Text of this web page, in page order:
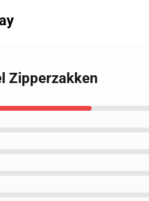
Zipperzakken